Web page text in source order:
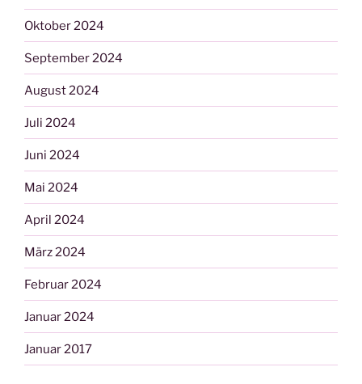
Oktober 2024
September 2024
August 2024
Juli 2024
Juni 2024
Mai 2024
April 2024
März 2024
Februar 2024
Januar 2024
Januar 2017